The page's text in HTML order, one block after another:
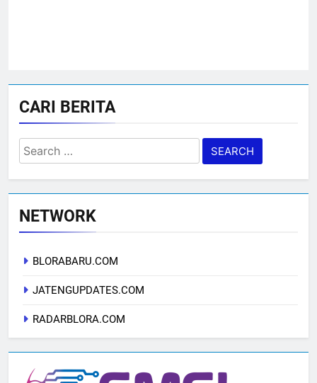
CARI BERITA
Search
for:
NETWORK
BLORABARU.COM
JATENGUPDATES.COM
RADARBLORA.COM